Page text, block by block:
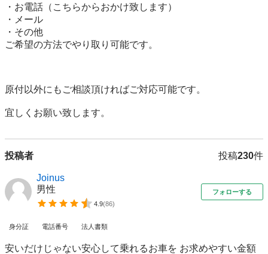
・お電話（こちらからおかけ致します）
・メール
・その他
ご希望の方法でやり取り可能です。
原付以外にもご相談頂ければご対応可能です。
宜しくお願い致します。
投稿者 投稿230件
Joinus
男性
4.9(86)
フォローする
身分証 電話番号 法人書類
安いだけじゃない安心して乗れるお車を お求めやすい金額